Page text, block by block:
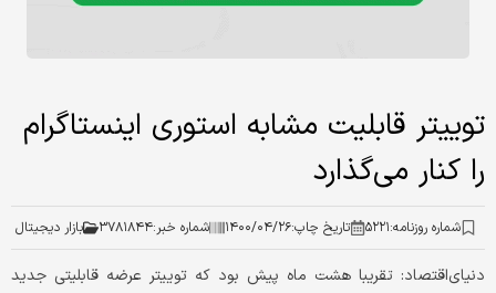
توییتر قابلیت مشابه استوری اینستاگرام
را کنار می‌گذارد
شماره روزنامه:۵۲۲۱ تاریخ چاپ:۱۴۰۰/۰۴/۲۶ شماره خبر:۳۷۸۱۸۴۴ بازار دیجیتال
دنیای‌اقتصاد: تقریبا هشت ماه پیش بود که توییتر عرضه قابلیتی جدید